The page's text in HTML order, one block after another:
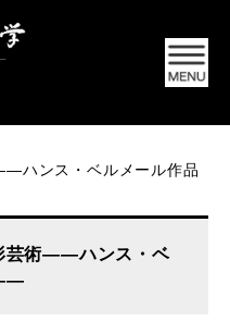
ハンス・ベルメール作品
芸術――ハンス・ベ